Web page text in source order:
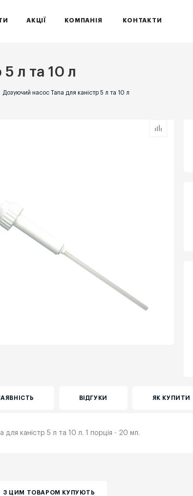
АКЦІЇ КОМПАНІЯ КОНТАКТИ
л та 10 л
Дозуючий насос Tana для каністр 5 л та 10 л
ВІДГУКИ ЯК КУПИТИ
для каністр 5 л та 10 л. 1 порція - 20 мл.
З ЦИМ ТОВАРОМ КУПУЮТЬ